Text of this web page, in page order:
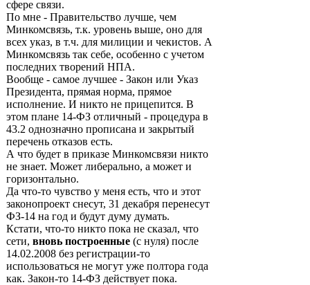
сфере связи.
По мне - Правительство лучше, чем
Минкомсвязь, т.к. уровень выше, оно для
всех указ, в т.ч. для милиции и чекистов. А
Минкомсвязь так себе, особенно с учетом
последних творений НПА.
Вообще - самое лучшее - Закон или Указ
Президента, прямая норма, прямое
исполнение. И никто не прицепится. В
этом плане 14-ФЗ отличный - процедура в
43.2 однозначно прописана и закрытый
перечень отказов есть.
А что будет в приказе Минкомсвязи никто
не знает. Может либерально, а может и
горизонтально.
Да что-то чувство у меня есть, что и этот
законопроект снесут, 31 декабря перенесут
ФЗ-14 на год и будут думу думать.
Кстати, что-то никто пока не сказал, что
сети, вновь построенные (с нуля) после
14.02.2008 без регистрации-то
использоваться не могут уже полтора года
как. Закон-то 14-ФЗ действует пока.